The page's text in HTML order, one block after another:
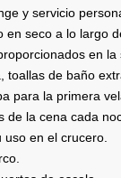
y servicio
seco a lo largo
en la
de baño
para la primera
la cena cada
en el crucero.